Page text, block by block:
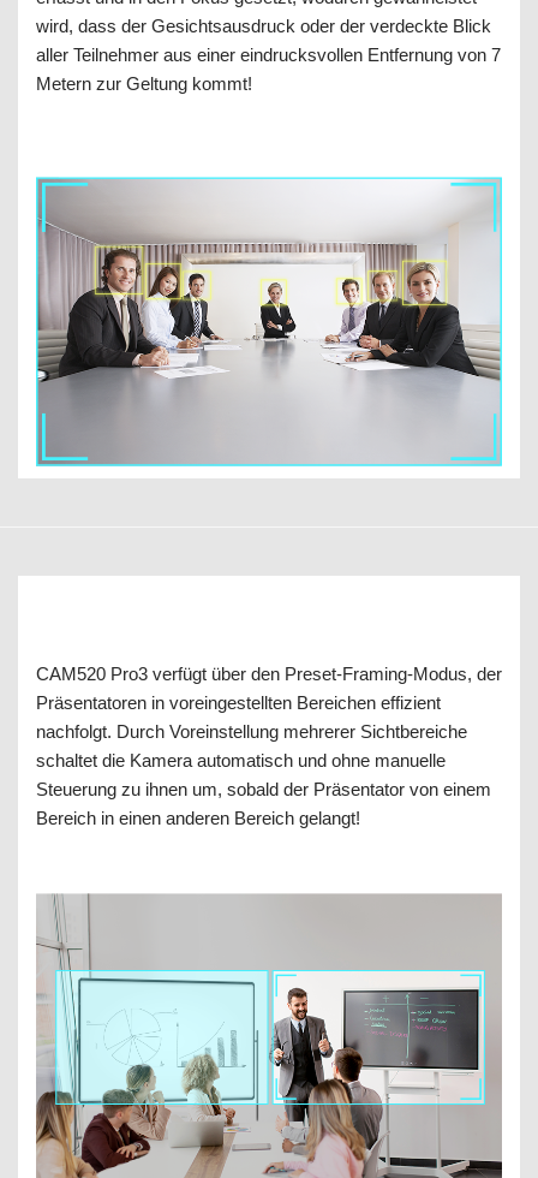
wird, dass der Gesichtsausdruck oder der verdeckte Blick
aller Teilnehmer aus einer eindrucksvollen Entfernung von 7
Metern zur Geltung kommt!
CAM520 Pro3 verfügt über den Preset-Framing-Modus, der
Präsentatoren in voreingestellten Bereichen effizient
nachfolgt. Durch Voreinstellung mehrerer Sichtbereiche
schaltet die Kamera automatisch und ohne manuelle
Steuerung zu ihnen um, sobald der Präsentator von einem
Bereich in einen anderen Bereich gelangt!